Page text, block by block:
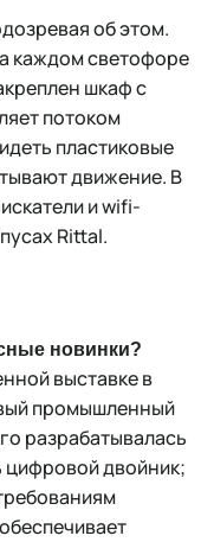
об этом.
каждом светофоре
шкаф с
потоком
пластиковые
движение. В
и wifi-
Rittal.
новинки?
выставке в
промышленный
разрабатывалась
цифровой двойник;